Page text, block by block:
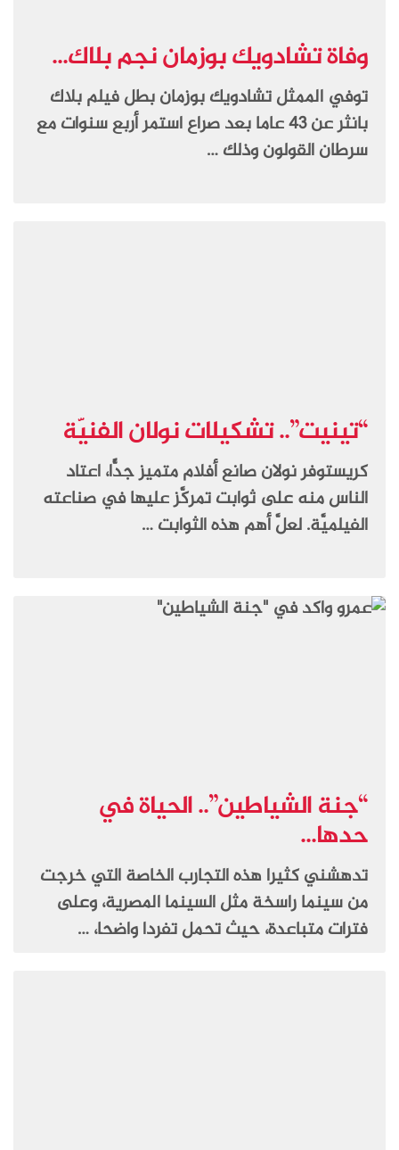
وفاة تشادويك بوزمان نجم بلاك...
توفي الممثل تشادويك بوزمان بطل فيلم بلاك
بانثر عن 43 عاما بعد صراع استمر أربع سنوات مع
سرطان القولون وذلك …
“تينيت”.. تشكيلات نولان الفنيَّة
كريستوفر نولان صانع أفلام متميز جدًّا، اعتاد
الناس منه على ثوابت تمركَّز عليها في صناعته
الفيلميَّة. لعلَّ أهم هذه الثوابت …
“جنة الشياطين”.. الحياة في
حدها...
تدهشني كثيرا هذه التجارب الخاصة التي خرجت
من سينما راسخة مثل السينما المصرية، وعلى
فترات متباعدة، حيث تحمل تفردا واضحا، …